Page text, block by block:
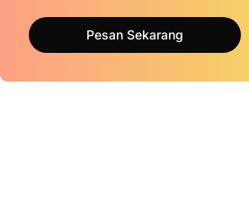
Pesan Sekarang